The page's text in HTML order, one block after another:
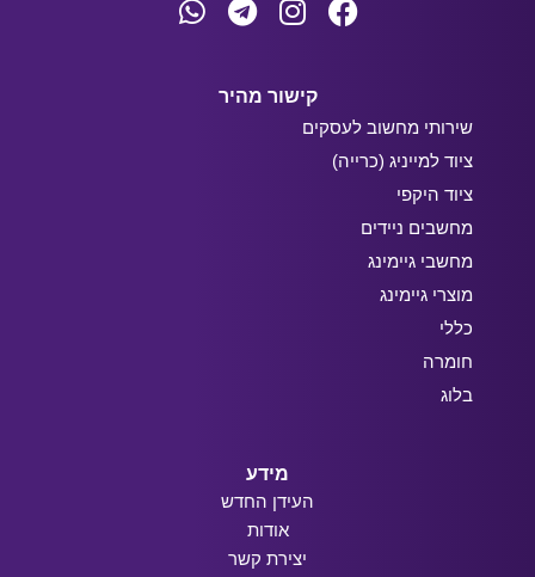
קישור מהיר
שירותי מחשוב לעסקים
ציוד למייניג (כרייה)
ציוד היקפי
מחשבים ניידים
מחשבי גיימינג
מוצרי גיימינג
כללי
חומרה
בלוג
מידע
העידן החדש
אודות
יצירת קשר